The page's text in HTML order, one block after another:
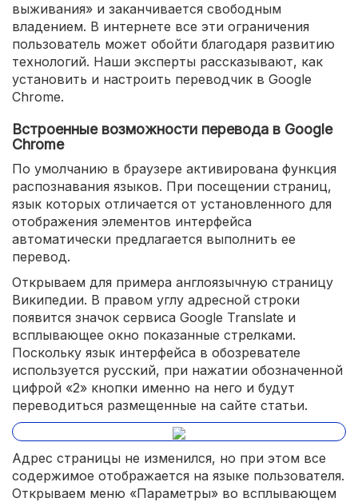
выживания» и заканчивается свободным
владением. В интернете все эти ограничения
пользователь может обойти благодаря развитию
технологий. Наши эксперты рассказывают, как
установить и настроить переводчик в Google
Chrome.
Встроенные возможности перевода в Google
Chrome
По умолчанию в браузере активирована функция
распознавания языков. При посещении страниц,
язык которых отличается от установленного для
отображения элементов интерфейса
автоматически предлагается выполнить ее
перевод.
Открываем для примера англоязычную страницу
Википедии. В правом углу адресной строки
появится значок сервиса Google Translate и
всплывающее окно показанные стрелками.
Поскольку язык интерфейса в обозревателе
используется русский, при нажатии обозначенной
цифрой «2» кнопки именно на него и будут
переводиться размещенные на сайте статьи.
Адрес страницы не изменился, но при этом все
содержимое отображается на языке пользователя.
Открываем меню «Параметры» во всплывающем